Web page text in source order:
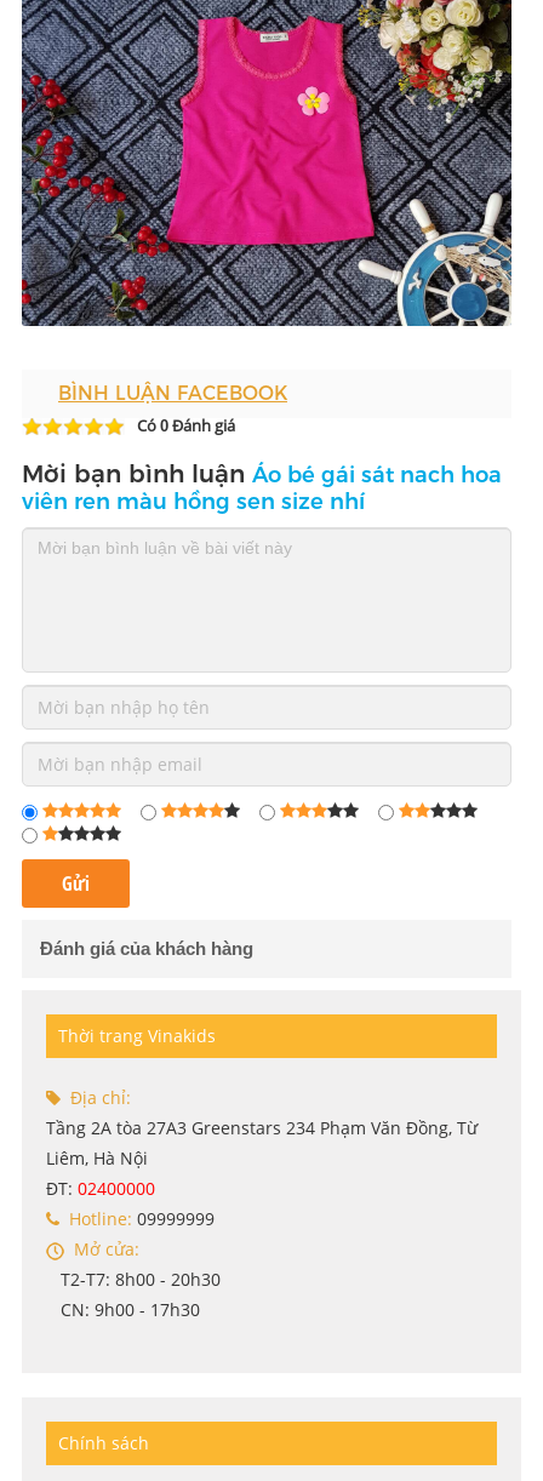
BÌNH LUẬN FACEBOOK
Có 0 Đánh giá
Mời bạn bình luận Áo bé gái sát nach hoa
viên ren màu hồng sen size nhí
Đánh giá của khách hàng
Thời trang Vinakids
Địa chỉ:
Tầng 2A tòa 27A3 Greenstars 234 Phạm Văn Đồng, Từ
Liêm, Hà Nội
ĐT: 02400000
Hotline: 09999999
Mở cửa:
T2-T7: 8h00 - 20h30
CN: 9h00 - 17h30
Chính sách